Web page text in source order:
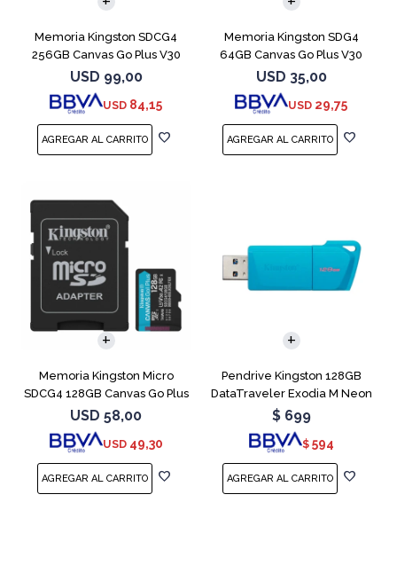
Memoria Kingston SDCG4
256GB Canvas Go Plus V30
USD 99,00
USD 84,15
Memoria Kingston SDG4
64GB Canvas Go Plus V30
USD 35,00
USD 29,75
Memoria Kingston Micro
SDCG4 128GB Canvas Go Plus
V30
USD 58,00
USD 49,30
Pendrive Kingston 128GB
DataTraveler Exodia M Neon
Blue
$ 699
$ 594